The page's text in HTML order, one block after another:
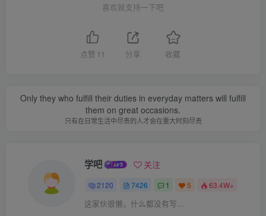
喜欢就支持一下吧
点赞 11 分享 收藏
Only they who fulfill their duties in everyday matters will fulfill
them on great occasions.
只有在日常生活中尽责的人才会在重大时刻尽责
学吧 关注
2120 7426 1 5 63.4W+
这家伙很懒，什么都没有写...